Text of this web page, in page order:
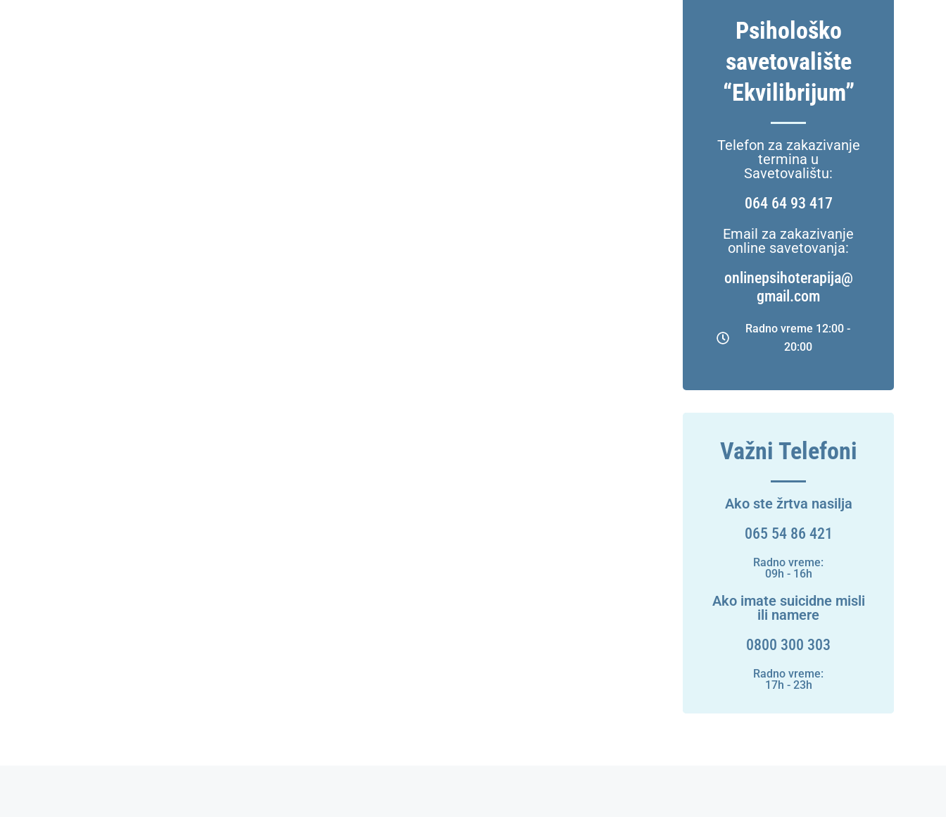
Psihološko
savetovalište
“Ekvilibrijum”
Telefon za zakazivanje
termina u
Savetovalištu:
064 64 93 417
Email za zakazivanje
online savetovanja:
onlinepsihoterapija@
gmail.com
Radno vreme 12:00 -
20:00
Važni Telefoni
Ako ste žrtva nasilja
065 54 86 421
Radno vreme:
09h - 16h
Ako imate suicidne misli
ili namere
0800 300 303
Radno vreme:
17h - 23h